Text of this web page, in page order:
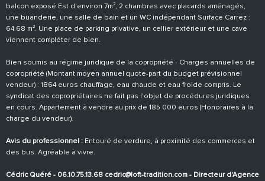
balcon exposé Est d'environ 7m², 2 chambres avec placards aménagés,
une buanderie, une salle de bain et un WC indépendant Surface Carrez :
64.68 m². Une place de parking privative, un cellier extérieur et une cave
viennent compléter de bien.
Bien soumis au régime juridique de la copropriété - Charges annuelles de
copropriété (Montant moyen annuel quote-part du budget prévisionnel
vendeur) : 1864 euros chauffage, eau chaude et eau froide compris. Le
syndicat des copropriétaires ne fait pas l'objet de procédures juridiques
en cours. Appartement à vendre au prix de 185 000 euros (Honoraires à la
charge du vendeur).
Avis du professionnel : Entouré de verdure, à proximité des commerces et
des bus. Agréable à vivre.
Cédric Quéré - 06.10.75.13.68 cedric@loft-tradition.com - Directeur d'Agence